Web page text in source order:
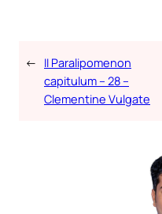
← II Paralipomenon
capitulum – 28 –
Clementine Vulgate